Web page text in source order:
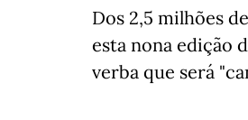
Dos 2,5 milhões
esta nona edição
verba que será